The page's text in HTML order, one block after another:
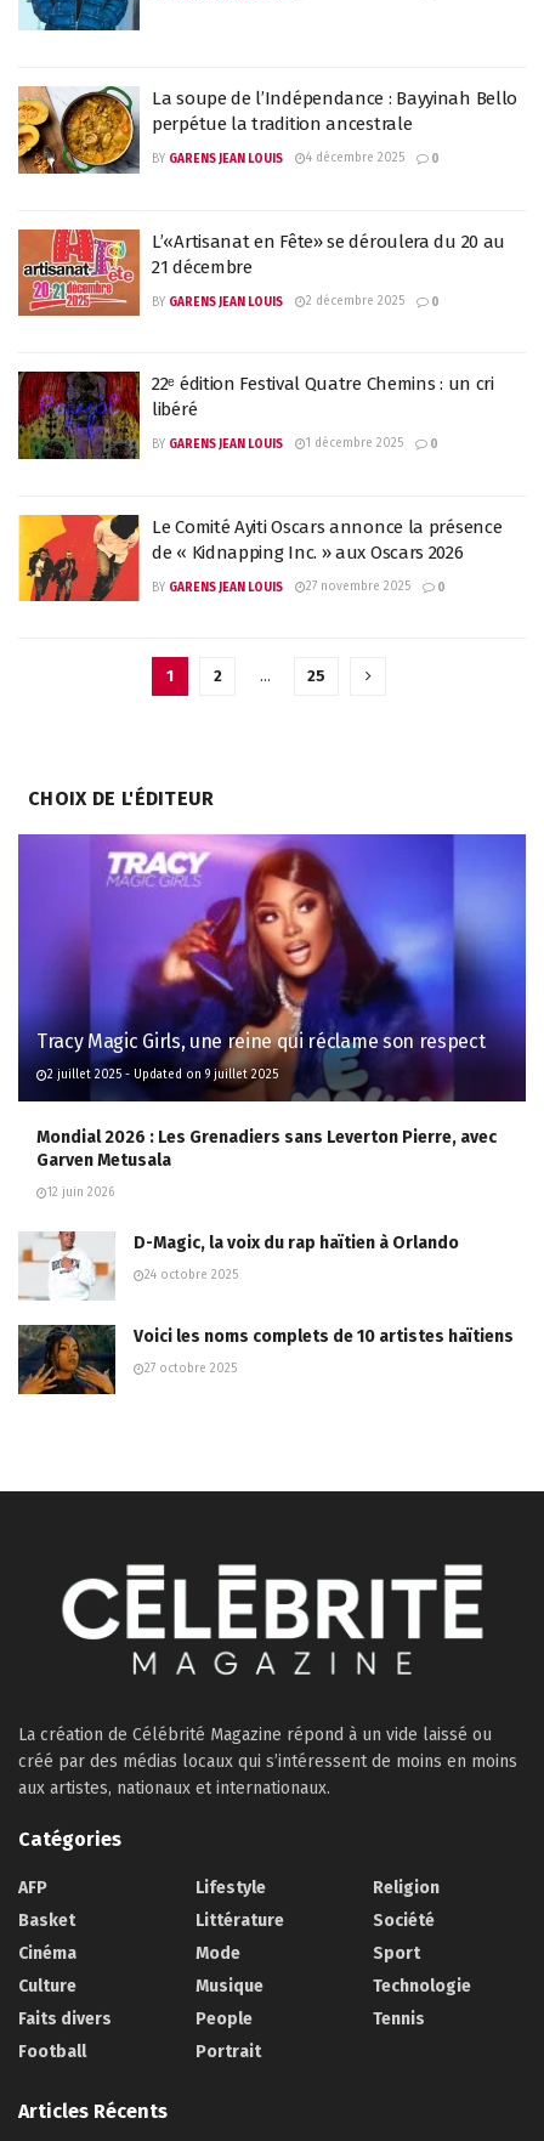
La soupe de l’Indépendance : Bayyinah Bello
perpétue la tradition ancestrale
BY GARENS JEAN LOUIS 4 décembre 2025 0
L’«Artisanat en Fête» se déroulera du 20 au
21 décembre
BY GARENS JEAN LOUIS 2 décembre 2025 0
22ᵉ édition Festival Quatre Chemins : un cri
libéré
BY GARENS JEAN LOUIS 1 décembre 2025 0
Le Comité Ayiti Oscars annonce la présence
de « Kidnapping Inc. » aux Oscars 2026
BY GARENS JEAN LOUIS 27 novembre 2025 0
1 2 … 25
CHOIX DE L'ÉDITEUR
Tracy Magic Girls, une reine qui réclame son respect
2 juillet 2025 - Updated on 9 juillet 2025
Mondial 2026 : Les Grenadiers sans Leverton Pierre, avec
Garven Metusala
12 juin 2026
D-Magic, la voix du rap haïtien à Orlando
24 octobre 2025
Voici les noms complets de 10 artistes haïtiens
27 octobre 2025
La création de Célébrité Magazine répond à un vide laissé ou
créé par des médias locaux qui s’intéressent de moins en moins
aux artistes, nationaux et internationaux.
Catégories
AFP
Basket
Cinéma
Culture
Faits divers
Football
Lifestyle
Littérature
Mode
Musique
People
Portrait
Religion
Société
Sport
Technologie
Tennis
Articles Récents